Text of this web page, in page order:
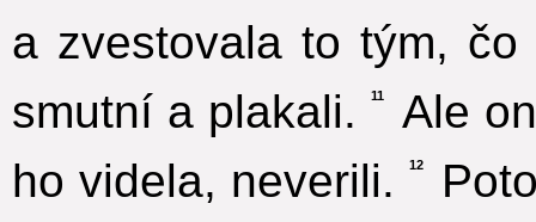
a zvestovala to tým,
smutní a plakali.
11
Ale
ho videla, neverili.
12